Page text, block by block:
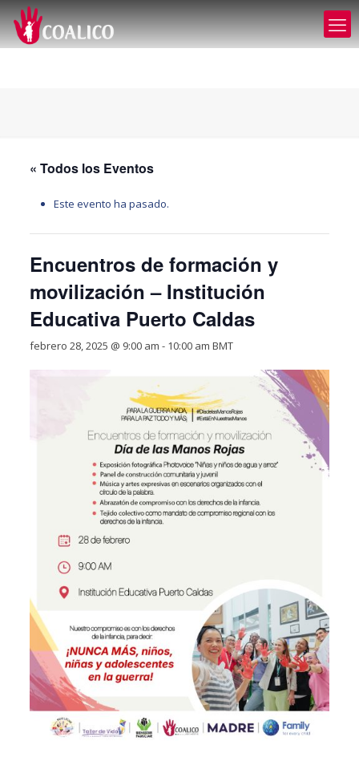
« Todos los Eventos
Este evento ha pasado.
Encuentros de formación y
movilización – Institución
Educativa Puerto Caldas
febrero 28, 2025 @ 9:00 am - 10:00 am BMT